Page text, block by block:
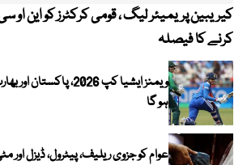
کرنے کا فیصلہ
ویمنز ایشیا کپ 2026،
ہو گا
عوام کو جزوی ریلیف، پیٹرول، ڈیزل